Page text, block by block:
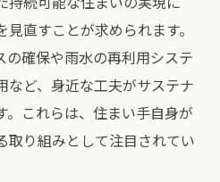
直すことが求められます。
確保や雨水の再利用システ
など、身近な工夫がサステナ
。これらは、住まい手自身が
取り組みとして注目されてい